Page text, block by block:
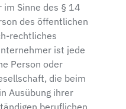
im Sinne des § 14
des öffentlichen
rechtliches
ist jede
Person oder
die beim
Ausübung ihrer